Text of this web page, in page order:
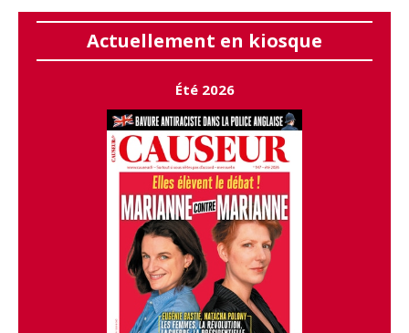
Actuellement en kiosque
Été 2026